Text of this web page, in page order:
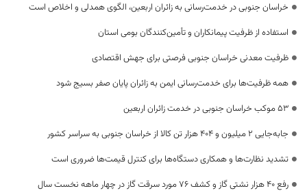
خراسان جنوبی در خدمت‌رسانی به زائران اربعین، الگوی همدلی و اخلاص است
استفاده از ظرفیت پیمانکاران و تأمین‌کنندگان بومی استان
ظرفیت معدنی خراسان جنوبی فرصتی برای جهش اقتصادی
همه ظرفیت‌ها برای خدمت‌رسانی ایمن به زائران پایان صفر بسیج شود
53 موکب خراسان جنوبی در خدمت زائران اربعین
جابه‌جایی 2 میلیون و 404 هزار تن کالا از خراسان جنوبی به سراسر کشور
تشدید نظارت‌ها و همکاری دستگاه‌ها برای کنترل قیمت‌ها ضروری است
رفع 40 هزار نشتی گاز و کشف 76 مورد سرقت گاز در چهار ماهه نخست سال